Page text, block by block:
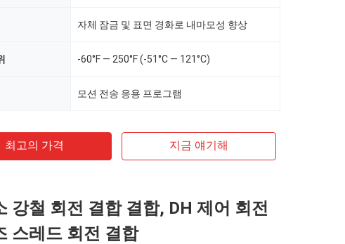
자체 잠금 및 표면 경화로 내마모성 향상
-60°F — 250°F (-51°C — 121°C)
모션 전송 응용 프로그램
최고의 가격 지금 얘기해
강철 회전 결합 결합, DH 제어 회전
스레드 회전 결합